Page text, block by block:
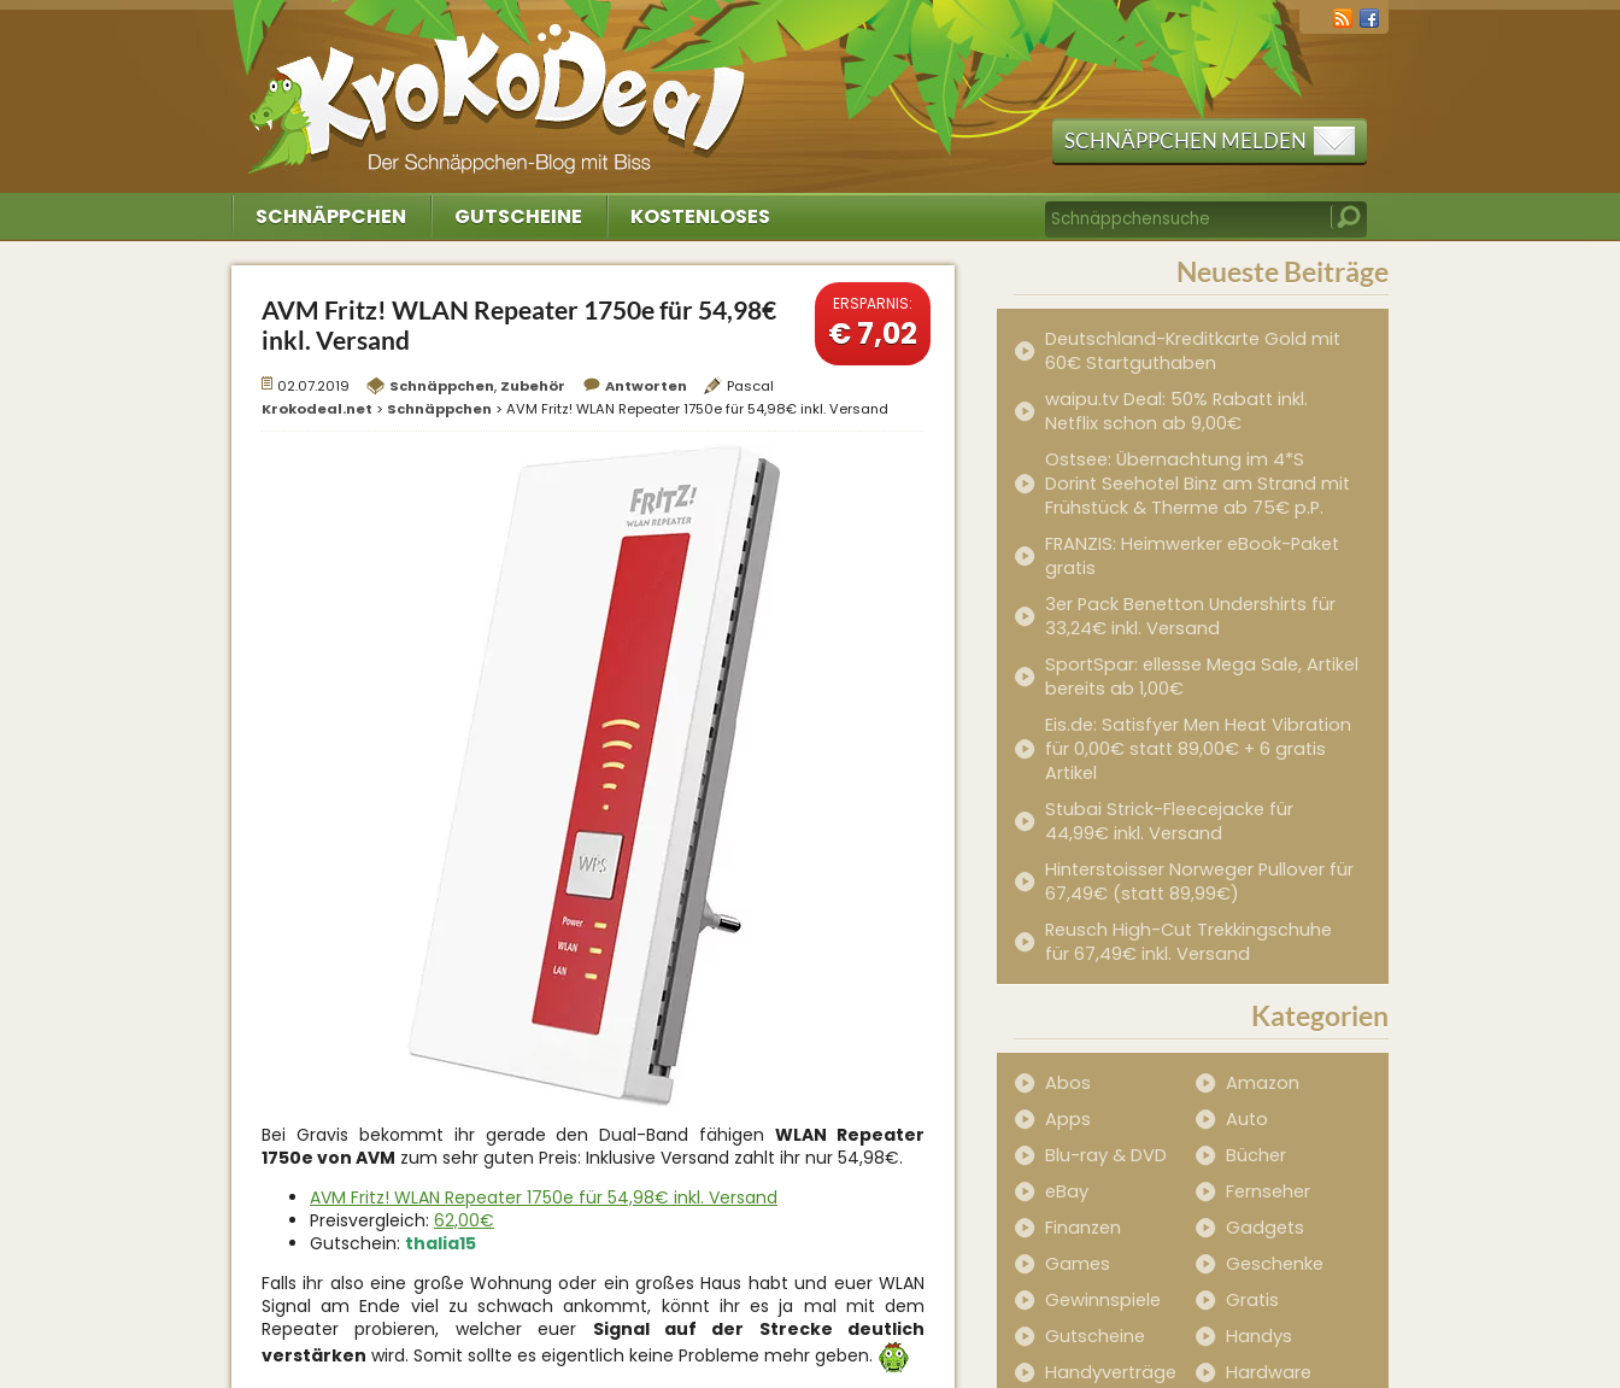
SCHNÄPPCHEN MELDEN
SCHNÄPPCHEN GUTSCHEINE KOSTENLOSES
AVM Fritz! WLAN Repeater 1750e für 54,98€
inkl. Versand
ERSPARNIS:
€ 7,02
02.07.2019 Schnäppchen, Zubehör Antworten
Pascal
Krokodeal.net > Schnäppchen > AVM Fritz! WLAN Repeater 1750e für 54,98€ inkl. Versand
Bei Gravis bekommt ihr gerade den Dual-Band fähigenWLAN Repeater
1750e von AVM zum sehr guten Preis: Inklusive Versand zahlt ihr nur 54,98€.
AVM Fritz! WLAN Repeater 1750e für 54,98€ inkl. Versand
Preisvergleich: 62,00€
Gutschein: thalia15
Falls ihr also eine große Wohnung oder ein großes Haus habt und euer WLAN
Signal am Ende viel zu schwach ankommt, könnt ihr es ja mal mit dem
Repeater probieren, welcher euer Signal auf der Strecke deutlich
verstärken wird. Somit sollte es eigentlich keine Probleme mehr geben.
Neueste Beiträge
Deutschland-Kreditkarte Gold mit
60€ Startguthaben
waipu.tv Deal: 50% Rabatt inkl.
Netflix schon ab 9,00€
Ostsee: Übernachtung im 4*S
Dorint Seehotel Binz am Strand mit
Frühstück & Therme ab 75€ p.P.
FRANZIS: Heimwerker eBook-Paket
gratis
3er Pack Benetton Undershirts für
33,24€ inkl. Versand
SportSpar: ellesse Mega Sale, Artikel
bereits ab 1,00€
Eis.de: Satisfyer Men Heat Vibration
für 0,00€ statt 89,00€ + 6 gratis
Artikel
Stubai Strick-Fleecejacke für
44,99€ inkl. Versand
Hinterstoisser Norweger Pullover für
67,49€ (statt 89,99€)
Reusch High-Cut Trekkingschuhe
für 67,49€ inkl. Versand
Kategorien
Abos
Amazon
Apps
Auto
Blu-ray & DVD
Bücher
eBay
Fernseher
Finanzen
Gadgets
Games
Geschenke
Gewinnspiele
Gratis
Gutscheine
Handys
Handyverträge
Hardware